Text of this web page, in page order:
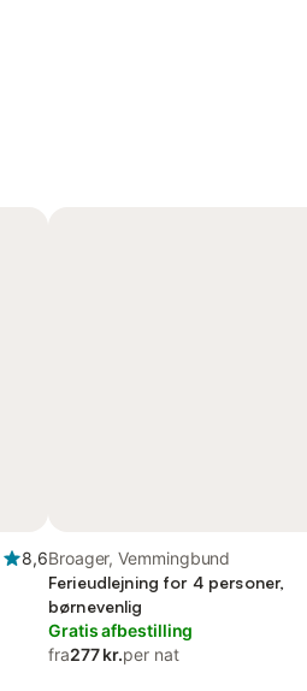
8,6Broager, Vemmingbund
Ferieudlejning for 4 personer,
børnevenlig
Gratis afbestilling
fra277 kr.per nat